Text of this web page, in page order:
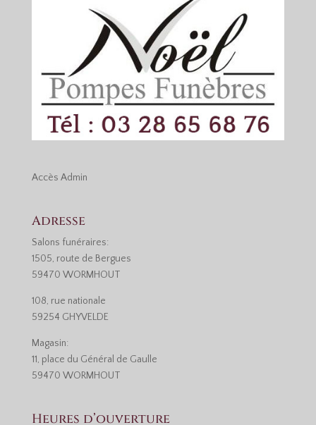
Accès Admin
Adresse
Salons funéraires:
1505, route de Bergues
59470 WORMHOUT
108, rue nationale
59254 GHYVELDE
Magasin:
11, place du Général de Gaulle
59470 WORMHOUT
Heures d’ouverture